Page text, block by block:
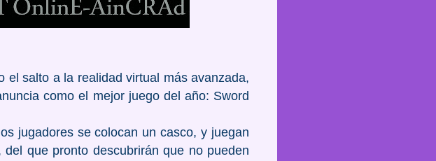
el salto a la realidad virtual más avanzada,
como el mejor juego del año: Sword
jugadores se colocan un casco, y juegan
que pronto descubrirán que no pueden